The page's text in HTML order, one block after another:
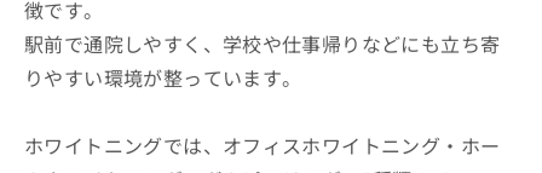
徴です。
駅前で通院しやすく、学校や仕事帰りなどにも立ち寄
りやすい環境が整っています。
ホワイトニングでは、オフィスホワイトニング・ホー